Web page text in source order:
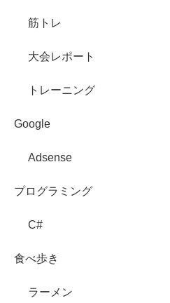
筋トレ
大会レポート
トレーニング
Google
Adsense
プログラミング
C#
食べ歩き
ラーメン